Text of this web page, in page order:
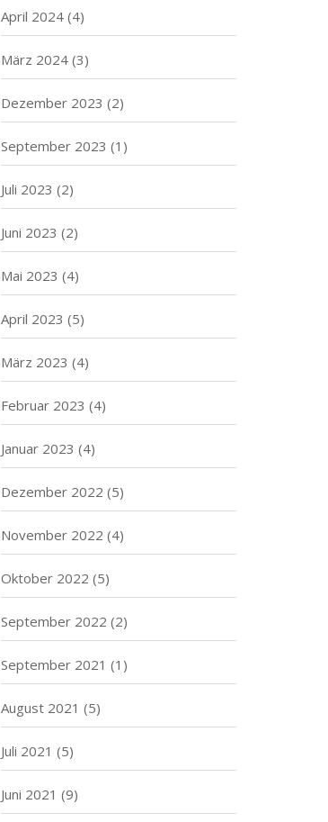
April 2024(4)
März 2024(3)
Dezember 2023 (2)
September 2023 (1)
Juli 2023 (2)
Juni 2023 (2)
Mai 2023 (4)
April 2023 (5)
März 2023 (4)
Februar 2023 (4)
Januar 2023 (4)
Dezember 2022 (5)
November 2022 (4)
Oktober 2022 (5)
September 2022 (2)
September 2021 (1)
August 2021 (5)
Juli 2021 (5)
Juni 2021 (9)